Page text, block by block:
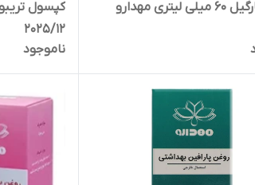
مهدارو
کپسول
2025/12
ناموجود